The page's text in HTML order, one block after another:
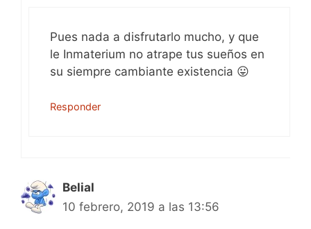
Pues nada a disfrutarlo mucho, y que
le Inmaterium no atrape tus sueños en
su siempre cambiante existencia 😛
Responder
Belial
10 febrero, 2019 a las 13:56